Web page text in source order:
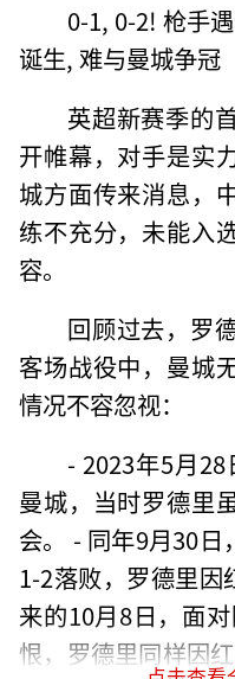
0-1, 0-2! 枪手
诞生, 难与曼城争冠
英超新赛季的
开帷幕，对手是实
城方面传来消息，
练不充分，未能入
容。
回顾过去，罗
客场战役中，曼城
情况不容忽视：
- 2023年5月
曼城，当时罗德里
会。 - 同年9月30日
1-2落败，罗德里因
来的10月8日，面
恨，罗德里同样因